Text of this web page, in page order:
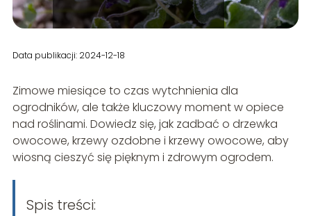
Data publikacji: 2024-12-18
Zimowe miesiące to czas wytchnienia dla
ogrodników, ale także kluczowy moment w opiece
nad roślinami. Dowiedz się, jak zadbać o drzewka
owocowe, krzewy ozdobne i krzewy owocowe, aby
wiosną cieszyć się pięknym i zdrowym ogrodem.
Spis treści: